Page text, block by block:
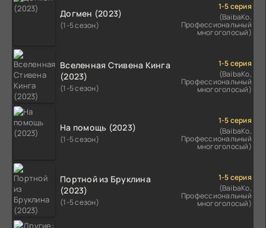
Догмен (2023)
(1-5 сезон)
1-5 серия
(BaibaKo,
Профессиональный
многоголосый)
Вселенная Стивена Кинга
(2023)
(1-5 сезон)
1-5 серия
(BaibaKo,
Профессиональный
многоголосый)
На помощь (2023)
(1-5 сезон)
1-5 серия
(BaibaKo,
Профессиональный
многоголосый)
Портной из Бруклина
(2023)
(1-5 сезон)
1-5 серия
(BaibaKo,
Профессиональный
многоголосый)